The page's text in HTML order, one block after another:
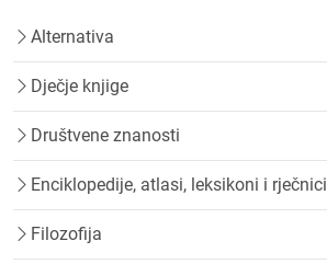
Alternativa
Dječje knjige
Društvene znanosti
Enciklopedije, atlasi, leksikoni i rječnici
Filozofija